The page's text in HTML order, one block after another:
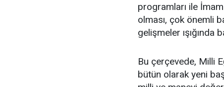
programları ile
olması, çok önemli
gelişmeler
Bu çerçevede, Milli
bütün olarak yeni